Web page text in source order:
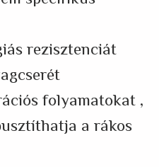
rezisztenciát
folyamatokat ,
a rákos